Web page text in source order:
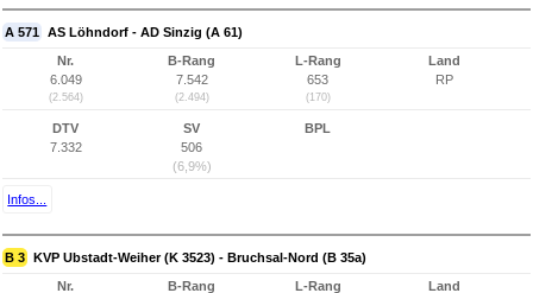
A 571 AS Löhndorf - AD Sinzig (A 61)
Nr.
6.049
(2.564)
B-Rang
7.542
(2.494)
L-Rang
653
(170)
Land
RP
DTV
7.332
SV
506
(6,9%)
BPL
Infos...
B 3 KVP Ubstadt-Weiher (K 3523) - Bruchsal-Nord (B 35a)
Nr. B-Rang L-Rang Land